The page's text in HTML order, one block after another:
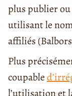
plus publier
utilisant le
affiliés
Plus
coupable
l’utilisation et